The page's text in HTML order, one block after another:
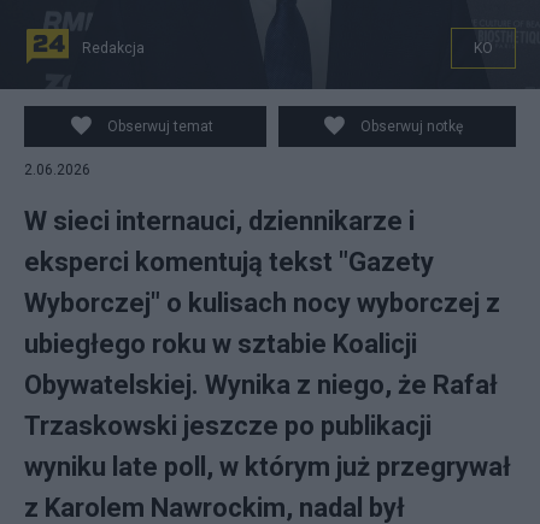
Redakcja KO
Obserwuj temat Obserwuj notkę
2.06.2026
W sieci internauci, dziennikarze i
eksperci komentują tekst "Gazety
Wyborczej" o kulisach nocy wyborczej z
ubiegłego roku w sztabie Koalicji
Obywatelskiej. Wynika z niego, że Rafał
Trzaskowski jeszcze po publikacji
wyniku late poll, w którym już przegrywał
z Karolem Nawrockim, nadal był